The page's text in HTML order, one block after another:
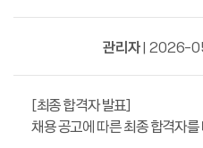
관리자| 2026-
[최종 합격자 발표]
채용 공고에 따른 최종 합격자